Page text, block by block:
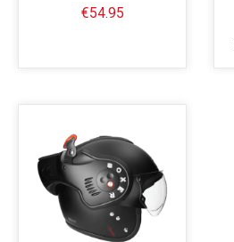
€54.95